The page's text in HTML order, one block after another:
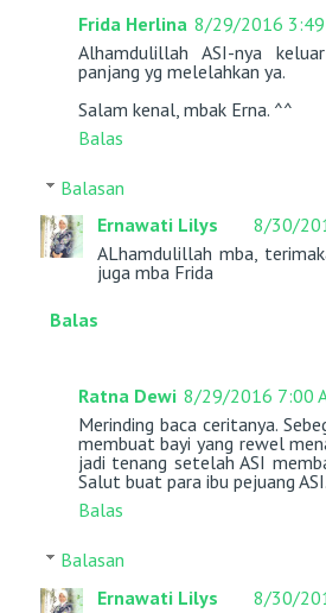
Frida Herlina 8/29/2016 3:49
Alhamdulillah ASI-nya
panjang yg melelahkan ya.
Salam kenal, mbak Erna. ^^
Balas
Balasan
Ernawati Lilys
8/30/
ALhamdulillah mba,
juga mba Frida
Balas
Ratna Dewi 8/29/2016 7:00
Merinding baca ceritanya.
membuat bayi yang rewel
jadi tenang setelah ASI
Salut buat para ibu pejuang ASI.
Balas
Balasan
Ernawati Lilys
8/30/